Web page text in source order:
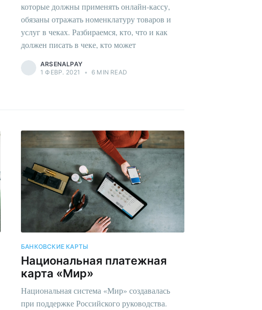
которые должны применять онлайн-кассу,
обязаны отражать номенклатуру товаров и
услуг в чеках. Разбираемся, кто, что и как
должен писать в чеке, кто может
ARSENALPAY
1 ФЕВР. 2021
• 6 MIN READ
БАНКОВСКИЕ КАРТЫ
Национальная платежная
карта «Мир»
Национальная система «Мир» создавалась
при поддержке Российского руководства.